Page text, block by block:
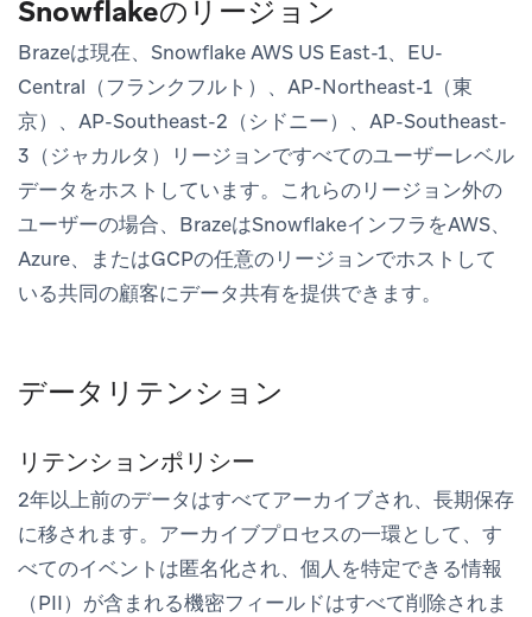
Snowflakeのリージョン
Brazeは現在、Snowflake AWS US East-1、EU-
Central（フランクフルト）、AP-Northeast-1（東
京）、AP-Southeast-2（シドニー）、AP-Southeast-
3（ジャカルタ）リージョンですべてのユーザーレベル
データをホストしています。これらのリージョン外の
ユーザーの場合、BrazeはSnowflakeインフラをAWS、
Azure、またはGCPの任意のリージョンでホストして
いる共同の顧客にデータ共有を提供できます。
データリテンション
リテンションポリシー
2年以上前のデータはすべてアーカイブされ、長期保存
に移されます。アーカイブプロセスの一環として、す
べてのイベントは匿名化され、個人を特定できる情報
（PII）が含まれる機密フィールドはすべて削除されま